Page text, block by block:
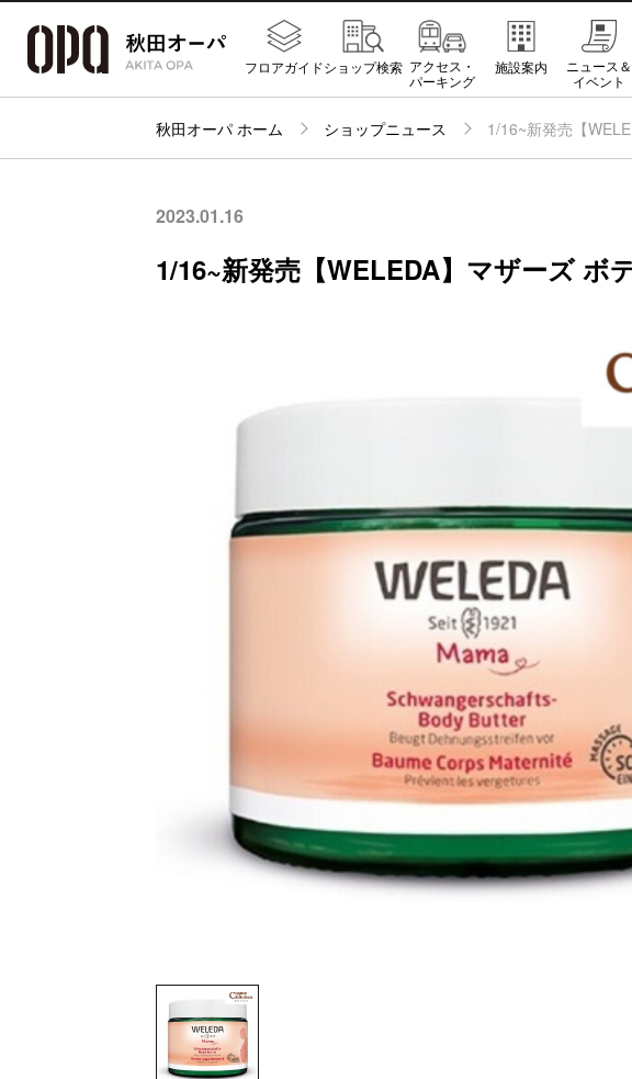
フロアガイドショップ検索 アクセス・
パーキング
施設案内
ニュース＆
イベント
秋田オーパ ホーム ショップニュース 1/16~新発売【
2023.01.16
1/16~新発売【WELEDA】マザーズ ボ